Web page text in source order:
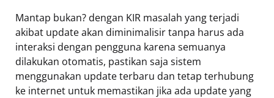
Mantap bukan? dengan KIR masalah yang terjadi
akibat update akan diminimalisir tanpa harus ada
interaksi dengan pengguna karena semuanya
dilakukan otomatis, pastikan saja sistem
menggunakan update terbaru dan tetap terhubung
ke internet untuk memastikan jika ada update yang